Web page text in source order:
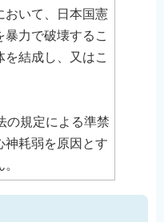
いて、日本国憲
力で破壊するこ
結成し、又はこ
の規定による準禁
神耗弱を原因とす